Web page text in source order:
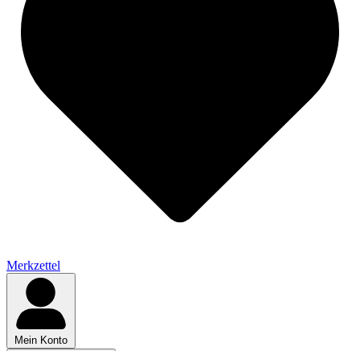
Merkzettel
Mein Konto